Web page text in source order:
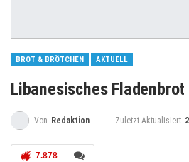
BROT & BRÖTCHEN AKTUELL
Libanesisches Fladenbrot
Von Redaktion Zuletzt Aktualisiert
7.878